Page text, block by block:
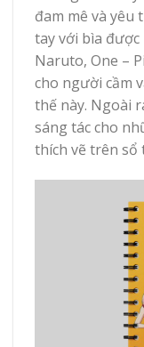
đam mê và yêu
tay với bìa
Naruto, One –
cho người cầm
thế này. Ngoài
sáng tác cho
thích vẽ trên sổ